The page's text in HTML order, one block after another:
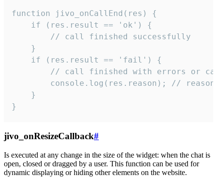
function jivo_onCallEnd(res) {
    if (res.result == 'ok') {
        // call finished successfully
    }
    if (res.result == 'fail') {
// call finished with errors or
console.log(res.reason); //
    }
}
jivo_onResizeCallback#
Is executed at any change in the size of the widget: when the chat is
open, closed or dragged by a user. This function can be used for
dynamic displaying or hiding other elements on the website.